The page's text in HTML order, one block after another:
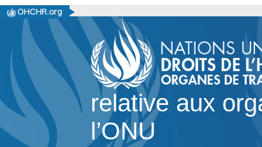
relative aux
l’ONU